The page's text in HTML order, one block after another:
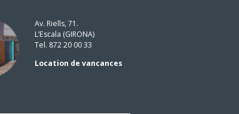
Av. Riells, 71.
L’Escala (GIRONA)
Tel. 872 20 00 33
Location de vancances